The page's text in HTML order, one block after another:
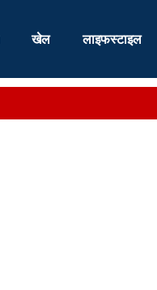
खेल लाइफस्टाइल